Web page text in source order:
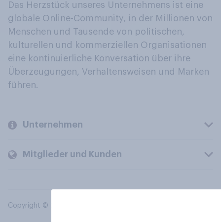
Das Herzstück unseres Unternehmens ist eine
globale Online-Community, in der Millionen von
Menschen und Tausende von politischen,
kulturellen und kommerziellen Organisationen
eine kontinuierliche Konversation über ihre
Überzeugungen, Verhaltensweisen und Marken
führen.
Unternehmen
Mitglieder und Kunden
Copyright © 2026 YouGov PLC. Alle Rechte vorbehalten.